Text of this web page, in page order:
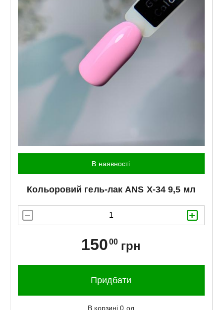
В наявності
Кольоровий гель-лакANS X-34 9,5 мл
15000 грн
Придбати
В корзині0 од